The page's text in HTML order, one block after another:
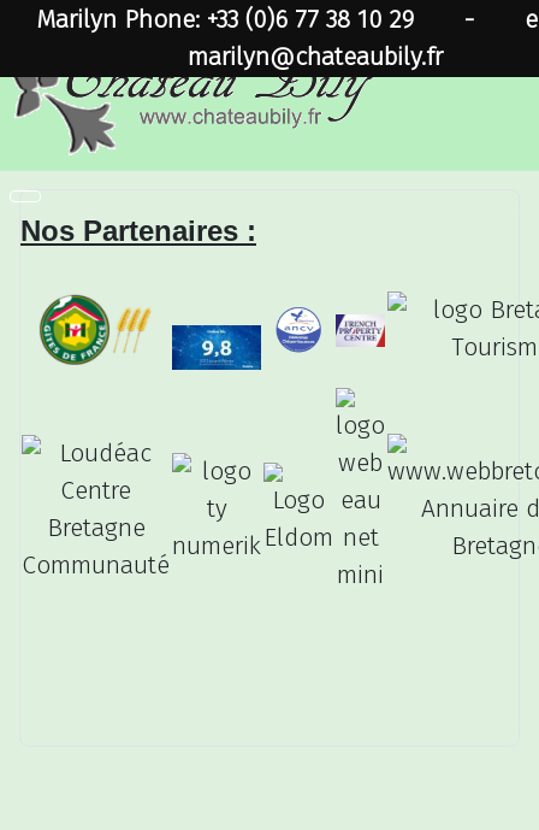
Marilyn Phone: +33 (0)6 77 38 10 29-
marilyn@chateaubily.fr
Nos Partenaires :
Annuaire